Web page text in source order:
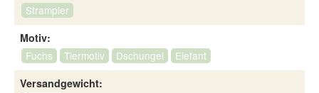
Strampler
Motiv:
Fuchs
Tiermotiv Dschungel
Elefant
Versandgewicht: